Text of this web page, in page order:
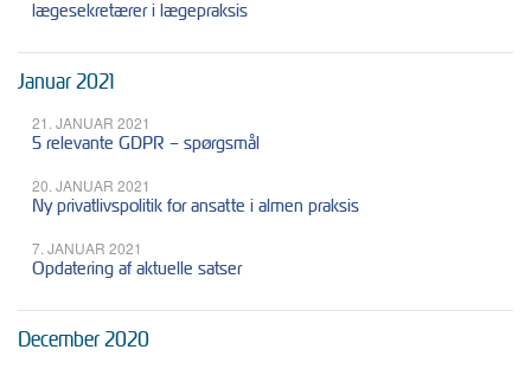
lægesekretærer i lægepraksis
Januar 2021
21. JANUAR 2021
5 relevante GDPR – spørgsmål
20. JANUAR 2021
Ny privatlivspolitik for ansatte i almen praksis
7. JANUAR 2021
Opdatering af aktuelle satser
December 2020